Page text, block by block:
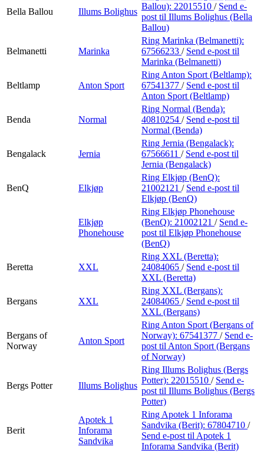
Bella Ballou Illums Bolighus
Ballou): 22015510 / Send e-
post til Illums Bolighus (Bella
Ballou)
Belmanetti Marinka
Ring Marinka (Belmanetti):
67566233 / Send e-post til
Marinka (Belmanetti)
Beltlamp Anton Sport
Ring Anton Sport (Beltlamp):
67541377 / Send e-post til
Anton Sport (Beltlamp)
Benda Normal
Ring Normal (Benda):
40810254 / Send e-post til
Normal (Benda)
Bengalack Jernia
Ring Jernia (Bengalack):
67566611 / Send e-post til
Jernia (Bengalack)
BenQ Elkjøp
Ring Elkjøp (BenQ):
21002121 / Send e-post til
Elkjøp (BenQ)
Elkjøp
Phonehouse
Ring Elkjøp Phonehouse
(BenQ): 21002121 / Send e-
post til Elkjøp Phonehouse
(BenQ)
Beretta XXL
Ring XXL (Beretta):
24084065 / Send e-post til
XXL (Beretta)
Bergans XXL
Ring XXL (Bergans):
24084065 / Send e-post til
XXL (Bergans)
Bergans of
Norway
Anton Sport
Ring Anton Sport (Bergans of
Norway): 67541377 / Send e-
post til Anton Sport (Bergans
of Norway)
Bergs Potter Illums Bolighus
Ring Illums Bolighus (Bergs
Potter): 22015510 / Send e-
post til Illums Bolighus (Bergs
Potter)
Berit
Apotek 1
Inforama
Sandvika
Ring Apotek 1 Inforama
Sandvika (Berit): 67804710 /
Send e-post til Apotek 1
Inforama Sandvika (Berit)